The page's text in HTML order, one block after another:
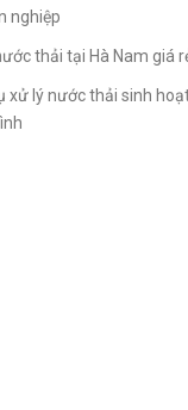
nghiệp
thải tại Hà Nam giá
xử lý nước thải sinh